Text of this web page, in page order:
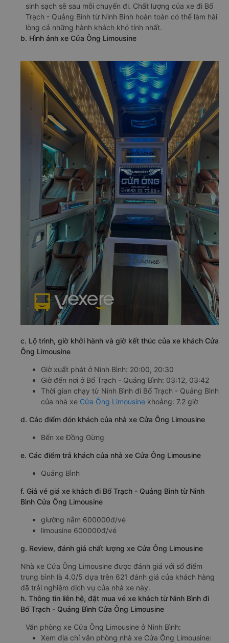
sinh sạch sẽ sau mỗi chuyến đi. Chất lượng của xe đi Bố
Trạch - Quảng Bình từ Ninh Bình hoàn toàn có thể làm hài
lòng cả những hành khách khó tính nhất.
b. Hình ảnh xe Cửa Ông Limousine
c. Lộ trình, giờ khởi hành và giờ kết thúc của xe khách Cửa
Ông Limousine
Giờ xuất phát ở Ninh Bình: 20:00, 20:30
Giờ đến nơi ở Bố Trạch - Quảng Bình: 03:12, 03:42
Thời gian chạy từ Ninh Bình đi Bố Trạch - Quảng Bình
của nhà xe Cửa Ông Limousine khoảng: 7.2 giờ
d. Các điểm đón khách của nhà xe Cửa Ông Limousine
Bến xe Đồng Gừng
e. Các điểm trả khách của nhà xe Cửa Ông Limousine
Quảng Bình
f. Giá vé giá xe khách đi Bố Trạch - Quảng Bình từ Ninh
Bình Cửa Ông Limousine
giường nằm 600000đ/vé
limousine 600000đ/vé
g. Review, đánh giá chất lượng xe Cửa Ông Limousine
Nhà xe Cửa Ông Limousine được đánh giá với số điểm
trung bình là 4.0/5 dựa trên 621 đánh giá của khách hàng
đã trải nghiệm dịch vụ của nhà xe này.
h. Thông tin liên hệ, đặt mua vé xe khách từ Ninh Bình đi
Bố Trạch - Quảng Bình Cửa Ông Limousine
Văn phòng xe Cửa Ông Limousine ở Ninh Bình:
Xem địa chỉ văn phòng nhà xe Cửa Ông Limousine: